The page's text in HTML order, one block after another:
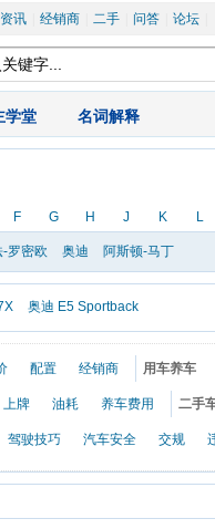
资讯 经销商 二手 问答 论坛
学堂 名词解释
F G H J K L
-罗密欧 奥迪 阿斯顿-马丁
奥迪 E5 Sportback
配置 经销商 用车养车
上牌 油耗 养车费用 二手
驾驶技巧 汽车安全 交规